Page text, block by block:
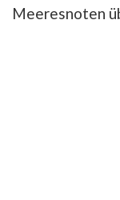
Meeresnoten